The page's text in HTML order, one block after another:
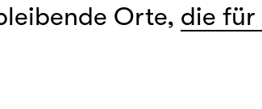
Orte, die für